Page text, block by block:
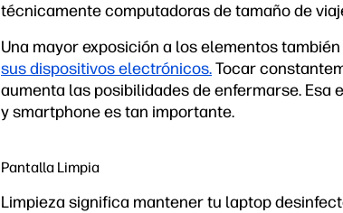
técnicamente computadoras de tamaño de
Una mayor exposición a los elementos
sus dispositivos electrónicos.Tocar
aumenta las posibilidades de enfermarse.
y smartphone es tan importante.
Pantalla Limpia
Limpieza significa mantener tu laptop